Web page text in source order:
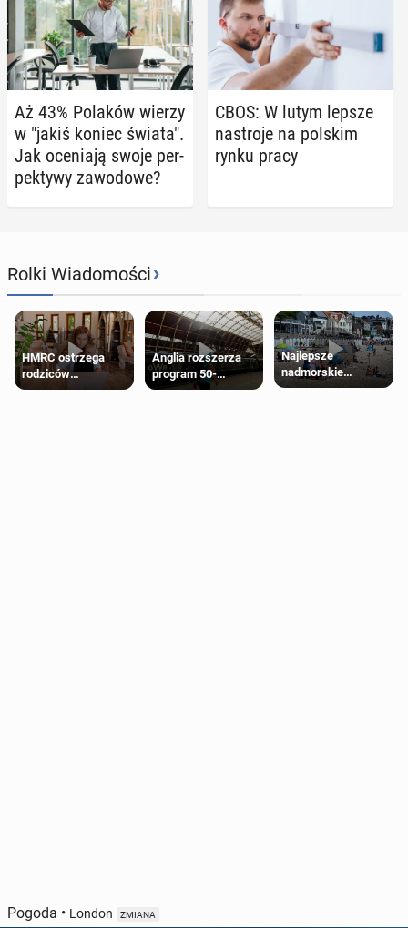
Aż 43% Polaków wierzy
w "jakiś koniec świata".
Jak oce­nia­ją swoje per­
pek­ty­wy za­wo­do­we?
CBOS: W lutym lepsze
na­stro­je na polskim
rynku pracy
Rolki Wiadomości›
HMRC ostrzega
rodziców
pobierających Child
Anglia rozszerza
program 50-
procentowych
Najlepsze
nadmorskie
miasteczko blisko
Pogoda • London ZMIANA